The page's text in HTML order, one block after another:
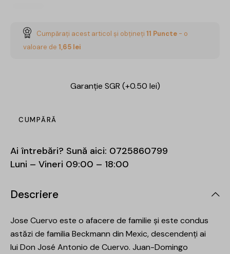
Cumpărați acest articol și obțineți 11 Puncte - o
valoare de 1,65 lei
Garanție SGR (+0.50 lei)
CUMPĂRĂ
Ai întrebări? Sună aici: 0725860799
Luni – Vineri 09:00 – 18:00
Descriere
Jose Cuervo este o afacere de familie și este condus
astăzi de familia Beckmann din Mexic, descendenți ai
lui Don José Antonio de Cuervo. Juan-Domingo